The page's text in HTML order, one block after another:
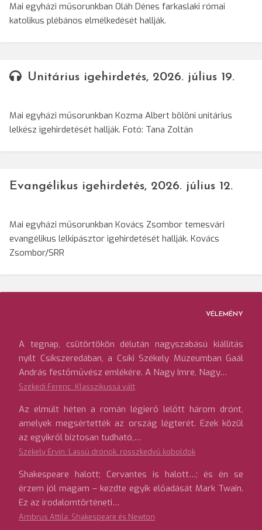
Mai egyházi műsorunkban Oláh Dénes farkaslaki római
katolikus plébános elmélkedését hallják.
Unitárius igehirdetés, 2026. július 19.
Mai egyházi műsorunkban Kozma Albert bölöni unitárius
lelkész igehirdetését hallják. Fotó: Tana Zoltán
Evangélikus igehirdetés, 2026. július 12.
Mai egyházi műsorunkban Kovács Zsombor temesvári
evangélikus lelkipásztor igehirdetését hallják. Kovács
Zsombor/SRR
VÉLEMÉNY
A tegnap, csütörtökön délután nagyszabású kiállítás
nyílt Csíkszeredában, a Csíki Székely Múzeumban Gaál
András festőművész emlékére. A Nagy Imre, Nagy…
Székedi Ferenc: Klasszikussá vált
Az elmúlt héten a román légierő lelőtt három drónt,
amelyek megsértették az ország légterét. Ezek közül
az egyikről biztosan tudható,…
Székely Ervin: Lassú drónok, rosszkedvű koboldok
Shakespeare halott; Cervantes is halott…; és én se
érzem jól magam – kezdte egyik előadását Mark Twain.
Ez az irodalomtörténeti…
Ambrus Attila: Shakespeare és Newton